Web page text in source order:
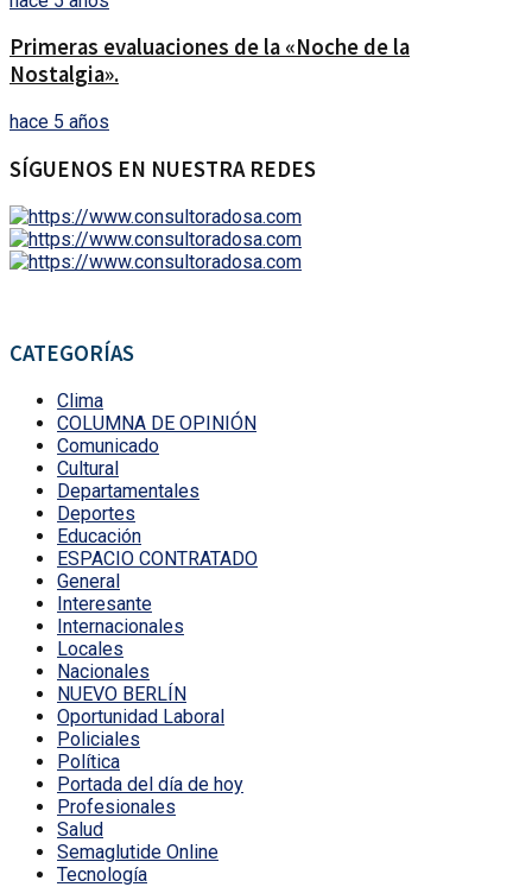
Primeras evaluaciones de la «Noche de la
Nostalgia».
hace 5 años
SÍGUENOS EN NUESTRA REDES
CATEGORÍAS
Clima
COLUMNA DE OPINIÓN
Comunicado
Cultural
Departamentales
Deportes
Educación
ESPACIO CONTRATADO
General
Interesante
Internacionales
Locales
Nacionales
NUEVO BERLÍN
Oportunidad Laboral
Policiales
Política
Portada del día de hoy
Profesionales
Salud
Semaglutide Online
Tecnología